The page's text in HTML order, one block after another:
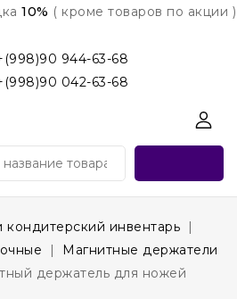
10% ( кроме товаров по акции )
944-63-68
042-63-68
кондитерский инвентарь
Магнитные держатели
держатель для ножей